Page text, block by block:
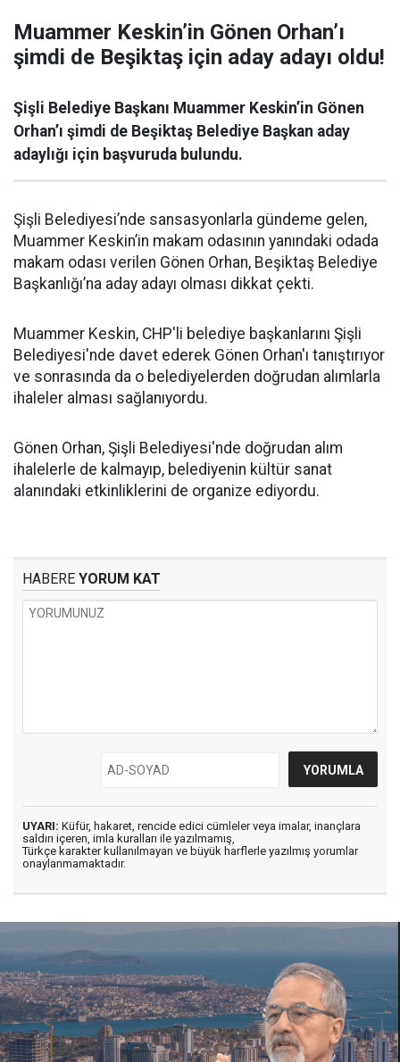
Muammer Keskin’in Gönen Orhan’ı
şimdi de Beşiktaş için aday adayı oldu!
Şişli Belediye Başkanı Muammer Keskin’in Gönen
Orhan’ı şimdi de Beşiktaş Belediye Başkan aday
adaylığı için başvuruda bulundu.
Şişli Belediyesi’nde sansasyonlarla gündeme gelen,
Muammer Keskin’in makam odasının yanındaki odada
makam odası verilen Gönen Orhan, Beşiktaş Belediye
Başkanlığı’na aday adayı olması dikkat çekti.
Muammer Keskin, CHP'li belediye başkanlarını Şişli
Belediyesi'nde davet ederek Gönen Orhan'ı tanıştırıyor
ve sonrasında da o belediyelerden doğrudan alımlarla
ihaleler alması sağlanıyordu.
Gönen Orhan, Şişli Belediyesi'nde doğrudan alım
ihalelerle de kalmayıp, belediyenin kültür sanat
alanındaki etkinliklerini de organize ediyordu.
HABERE YORUM KAT
UYARI: Küfür, hakaret, rencide edici cümleler veya imalar, inançlara
saldırı içeren, imla kuralları ile yazılmamış,
Türkçe karakter kullanılmayan ve büyük harflerle yazılmış yorumlar
onaylanmamaktadır.